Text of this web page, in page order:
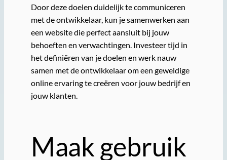
Door deze doelen duidelijk te communiceren
met de ontwikkelaar, kun je samenwerken aan
een website die perfect aansluit bij jouw
behoeften en verwachtingen. Investeer tijd in
het definiëren van je doelen en werk nauw
samen met de ontwikkelaar om een geweldige
online ervaring te creëren voor jouw bedrijf en
jouw klanten.
Maak gebruik